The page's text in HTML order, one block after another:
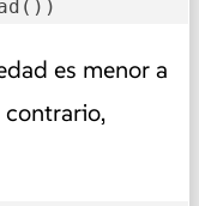
es menor a